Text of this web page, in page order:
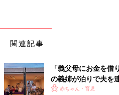
関連記事
「義父母にお金を
の義姉が泊りで夫を
モヤ…
赤ちゃん・育児